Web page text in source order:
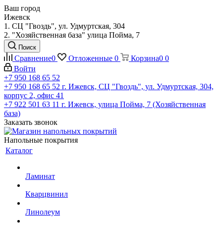
Ваш город
Ижевск
1. СЦ "Гвоздь", ул. Удмуртская, 304
2. "Хозяйственная база" улица Пойма, 7
Поиск
Сравнение0 Отложенные 0 Корзина0 0
Войти
+7 950 168 65 52
+7 950 168 65 52 г. Ижевск, СЦ "Гвоздь", ул. Удмуртская, 304,
корпус 2, офис 41
+7 922 501 63 11 г. Ижевск, улица Пойма, 7 (Хозяйственная
база)
Заказать звонок
Напольные покрытия
Каталог
Ламинат
Кварцвинил
Линолеум